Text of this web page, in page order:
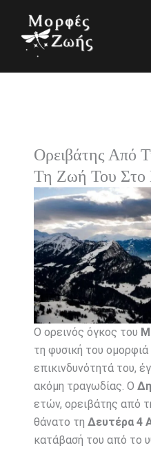
περιεχόμενο
Ορειβάτης Από
Τη Ζωή Του Στο
Ο ορεινός όγκος του
τη φυσική του
επικινδυνότητά του,
ακόμη τραγωδίας. Ο
ετών, ορειβάτης από
θάνατο τη Δευτέρα 4
κατάβασή του από το
α
η
σ
ο